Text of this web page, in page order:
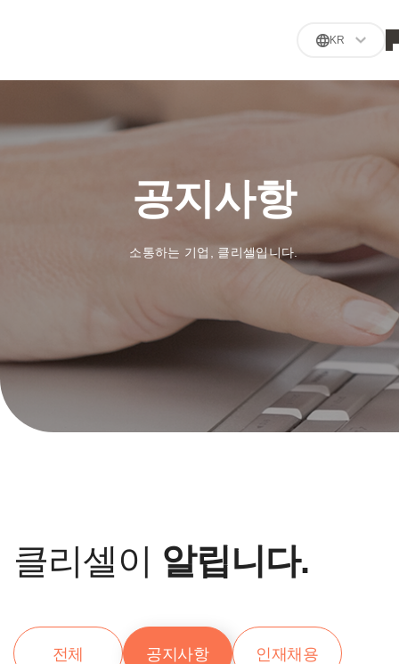
KR
공지사항
소통하는 기업, 클리셀입니다.
클리셀이 알립니다.
전체 공지사항 인재채용